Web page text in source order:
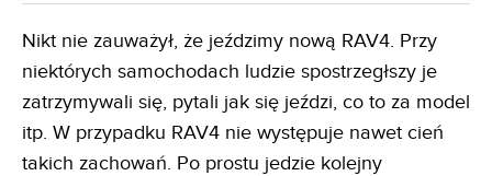
Nikt nie zauważył, że jeździmy nową RAV4. Przy
niektórych samochodach ludzie spostrzegłszy je
zatrzymywali się, pytali jak się jeździ, co to za model
itp. W przypadku RAV4 nie występuje nawet cień
takich zachowań. Po prostu jedzie kolejny